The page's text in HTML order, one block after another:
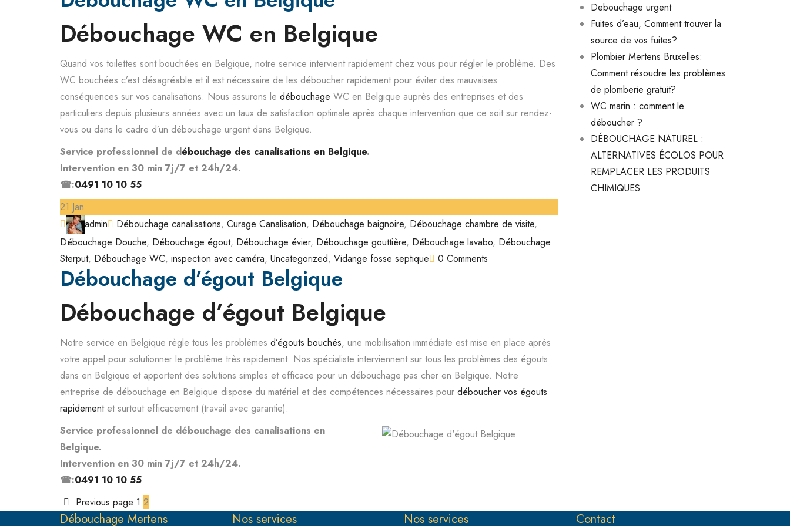
Débouchage WC en Belgique
Quand vos toilettes sont bouchées en Belgique, notre service intervient rapidement chez vous pour régler le problème. Des
WC bouchées c’est désagréable et il est nécessaire de les déboucher rapidement pour éviter des mauvaises
conséquences sur vos canalisations. Nous assurons le débouchage WC en Belgique auprès des entreprises et des
particuliers depuis plusieurs années avec un taux de satisfaction optimale après chaque intervention que ce soit sur rendez-
vous ou dans le cadre d’un débouchage urgent dans Belgique.
Service professionnel de débouchage des canalisations en Belgique.
Intervention en 30 min 7j/7 et 24h/24.
☎:0491 10 10 55
21 Jan
Author
admin Categories
Débouchage canalisations, Curage Canalisation, Débouchage baignoire, Débouchage chambre de visite,
Débouchage Douche, Débouchage égout, Débouchage évier, Débouchage gouttière, Débouchage lavabo, Débouchage
Sterput, Débouchage WC, inspection avec caméra, Uncategorized, Vidange fosse septique 0 Comments
Débouchage d’égout Belgique
Débouchage d’égout Belgique
Notre service en Belgique règle tous les problèmes d’égouts bouchés, une mobilisation immédiate est mise en place après
votre appel pour solutionner le problème très rapidement. Nos spécialiste interviennent sur tous les problèmes des égouts
dans en Belgique et apportent des solutions simples et efficace pour un débouchage pas cher en Belgique. Notre
entreprise de débouchage en Belgique dispose du matériel et des compétences nécessaires pour déboucher vos égouts
rapidementet surtout efficacement (travail avec garantie).
Service professionnel de débouchage des canalisations en
Belgique.
Intervention en 30 min 7j/7 et 24h/24.
☎:0491 10 10 55
Previous page 1 2
Debouchage urgent
Fuites d’eau, Comment trouver la
source de vos fuites?
Plombier Mertens Bruxelles:
Comment résoudre les problèmes
de plomberie gratuit?
WC marin : comment le
déboucher ?
DÉBOUCHAGE NATUREL :
ALTERNATIVES ÉCOLOS POUR
REMPLACER LES PRODUITS
CHIMIQUES
Débouchage Mertens Nos services Nos services Contact